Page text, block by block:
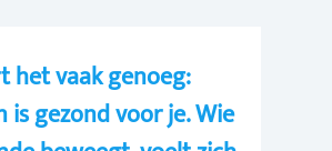
het vaak genoeg:
is gezond voor je. Wie